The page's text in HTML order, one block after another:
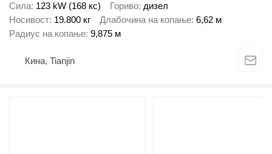
Сила 123 kW (168 кс) Гориво дизел
Носивост 19.800 кг Длабочина на копање 6,62 м
Радиус на копање 9,875 м
Кина, Tianjin